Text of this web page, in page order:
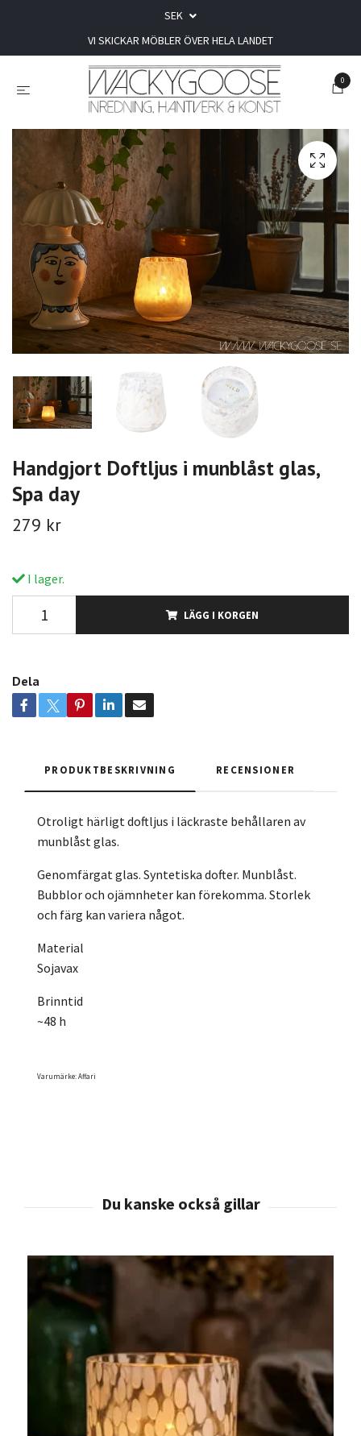
SEK
VI SKICKAR MÖBLER ÖVER HELA LANDET
0
Handgjort Doftljus i munblåst glas,
Spa day
279 kr
I lager.
LÄGG I KORGEN
Dela
PRODUKTBESKRIVNING RECENSIONER
Otroligt härligt doftljus i läckraste behållaren av
munblåst glas.
Genomfärgat glas. Syntetiska dofter. Munblåst.
Bubblor och ojämnheter kan förekomma. Storlek
och färg kan variera något.
Material
Sojavax
Brinntid
~48 h
Varumärke: Affari